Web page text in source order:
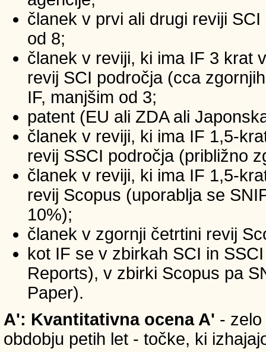
članek v prvi ali drugi reviji
od 8;
članek v reviji, ki ima IF 3 krat
revij SCI področja (cca
IF, manjšim od 3;
patent (EU ali ZDA ali
članek v reviji, ki ima IF 1,5-
revij SSCI področja (približno
članek v reviji, ki ima IF 1,5-
revij Scopus (uporablja se
10%);
članek v zgornji četrtini revij
kot IF se v zbirkah SCI in
Reports), v zbirki Scopus pa
Paper).
A': Kvantitativna ocena A' -
obdobju petih let - točke, ki